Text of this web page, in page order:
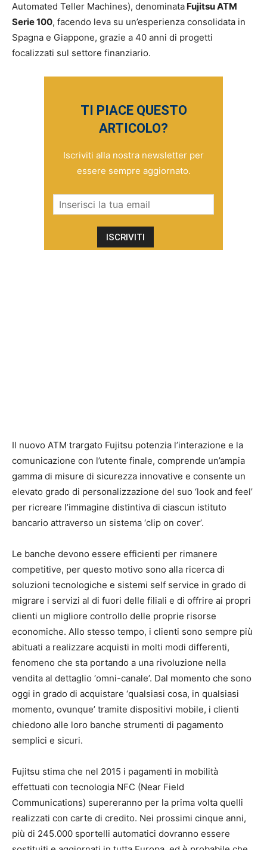
Automated Teller Machines), denominata Fujitsu ATM
Serie 100, facendo leva su un’esperienza consolidata in
Spagna e Giappone, grazie a 40 anni di progetti
focalizzati sul settore finanziario.
TI PIACE QUESTO
ARTICOLO?
Iscriviti alla nostra newsletter per
essere sempre aggiornato.
Il nuovo ATM trargato Fujitsu potenzia l’interazione e la
comunicazione con l’utente finale, comprende un’ampia
gamma di misure di sicurezza innovative e consente un
elevato grado di personalizzazione del suo ‘look and feel’
per ricreare l’immagine distintiva di ciascun istituto
bancario attraverso un sistema ‘clip on cover’.
Le banche devono essere efficienti per rimanere
competitive, per questo motivo sono alla ricerca di
soluzioni tecnologiche e sistemi self service in grado di
migrare i servizi al di fuori delle filiali e di offrire ai propri
clienti un migliore controllo delle proprie risorse
economiche. Allo stesso tempo, i clienti sono sempre più
abituati a realizzare acquisti in molti modi differenti,
fenomeno che sta portando a una rivoluzione nella
vendita al dettaglio ‘omni-canale’. Dal momento che sono
oggi in grado di acquistare ‘qualsiasi cosa, in qualsiasi
momento, ovunque’ tramite dispositivi mobile, i clienti
chiedono alle loro banche strumenti di pagamento
semplici e sicuri.
Fujitsu stima che nel 2015 i pagamenti in mobilità
effettuati con tecnologia NFC (Near Field
Communications) supereranno per la prima volta quelli
realizzati con carte di credito. Nei prossimi cinque anni,
più di 245.000 sportelli automatici dovranno essere